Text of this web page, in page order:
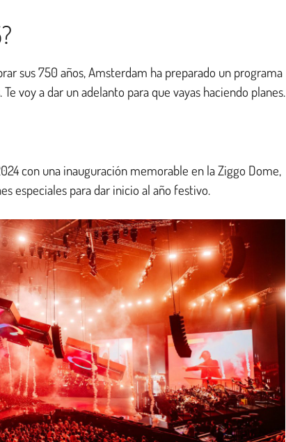
sus 750 años, Amsterdam ha preparado un programa
voy a dar un adelanto para que vayas haciendo planes.
con una inauguración memorable en la Ziggo Dome,
especiales para dar inicio al año festivo.